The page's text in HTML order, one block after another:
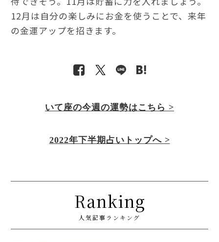
12月は自分の楽しみにお金を使うことで、来年
の金運アップを招きます。
いて座の今週の運勢はこちら >
2022年下半期占いトップへ >
Ranking
人気記事ランキング